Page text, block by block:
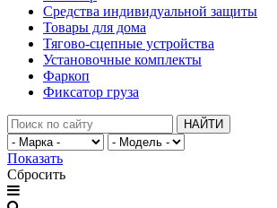
Средства индивидуальной защиты
Товары для дома
Тягово-сцепные устройства
Установочные комплекты
Фаркоп
Фиксатор груза
НАЙТИ
Показать
Сбросить